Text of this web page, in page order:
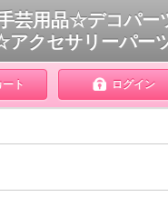
芸用品☆デコパー
クセサリーパー
ート ログイン